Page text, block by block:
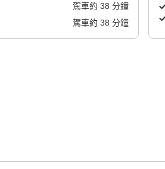
駕車約 38 分鐘
駕車約 38 分鐘